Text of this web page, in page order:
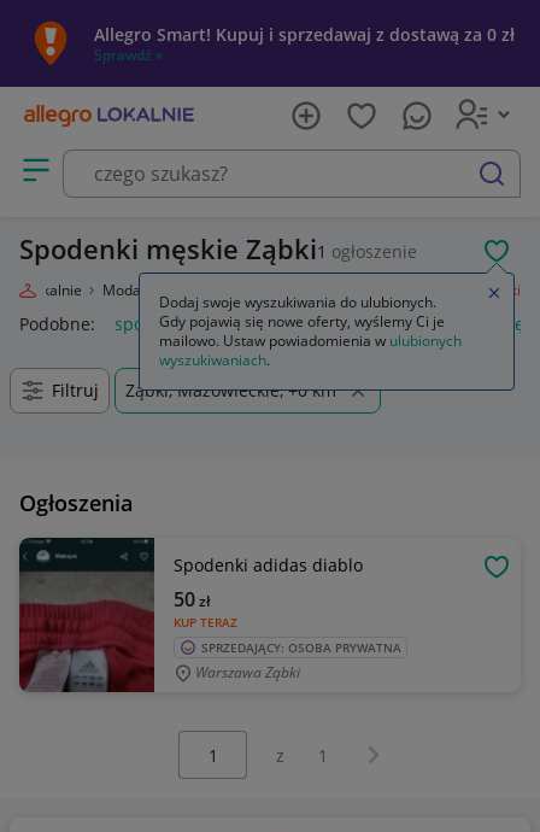
Allegro Smart! Kupuj i sprzedawaj z dostawą za 0 zł
Sprawdź »
Otwórz menu z kategoriami
szukaj
Spodenki męskie Ząbki1 ogłoszenie
Lokalnie Moda Spodenki
Podobne: spodenki spodenki męskie krótkie spodenki
Filtruj Ząbki, Mazowieckie, +0 km
Ogłoszenia
Spodenki adidas diablo
KUP TERAZ
50zł
SPRZEDAJĄCY: OSOBA PRYWATNA
Warszawa Ząbki
z 1 Następna strona
Dodaj swoje wyszukiwania do ulubionych.
Gdy pojawią się nowe oferty, wyślemy Ci je
mailowo. Ustaw powiadomienia w ulubionych
wyszukiwaniach.